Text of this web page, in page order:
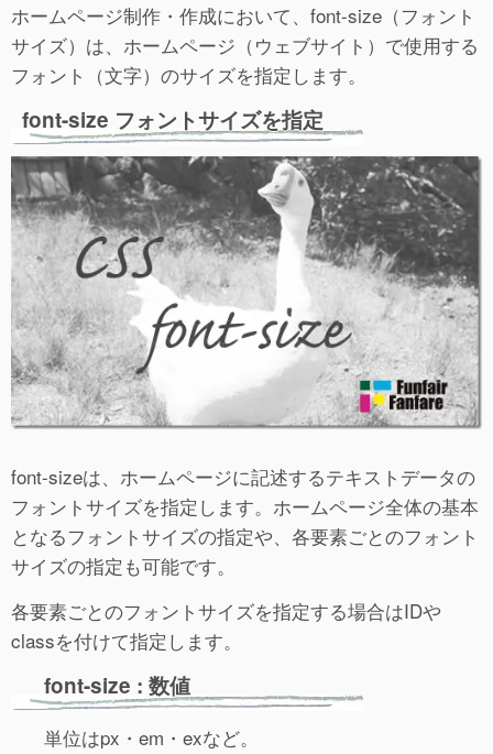
ホームページ制作・作成において、font-size（フォント
サイズ）は、ホームページ（ウェブサイト）で使用する
フォント（文字）のサイズを指定します。
font-size フォントサイズを指定
font-sizeは、ホームページに記述するテキストデータの
フォントサイズを指定します。ホームページ全体の基本
となるフォントサイズの指定や、各要素ごとのフォント
サイズの指定も可能です。
各要素ごとのフォントサイズを指定する場合はIDや
classを付けて指定します。
font-size : 数値
単位はpx・em・exなど。